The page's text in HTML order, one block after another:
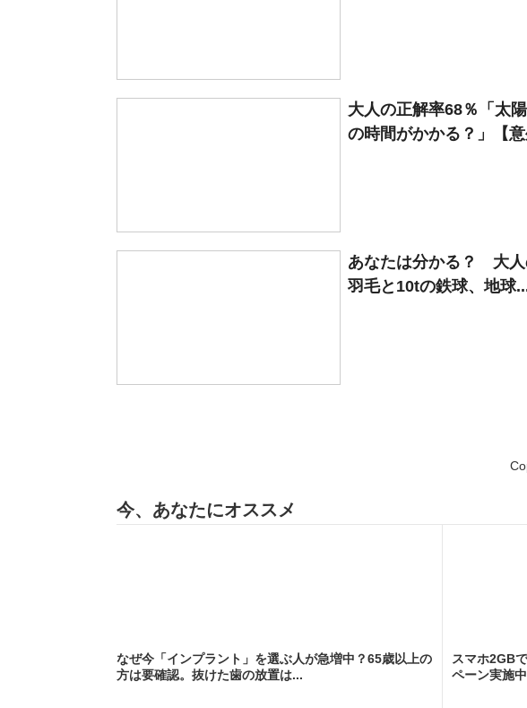
大人の正解率68％「太
の時間がかかる？」【
あなたは分かる？ 大人
羽毛と10tの鉄球、地球
今、あなたにオススメ
なぜ今「インプラント」を選ぶ人が急増中？65歳以上の
方は要確認。抜けた歯の放置は...
スマホ2GB
ペーン実施中